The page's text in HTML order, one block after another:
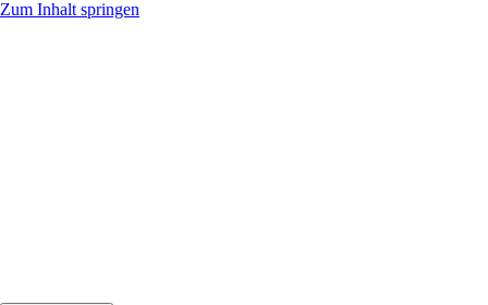
Zum Inhalt springen